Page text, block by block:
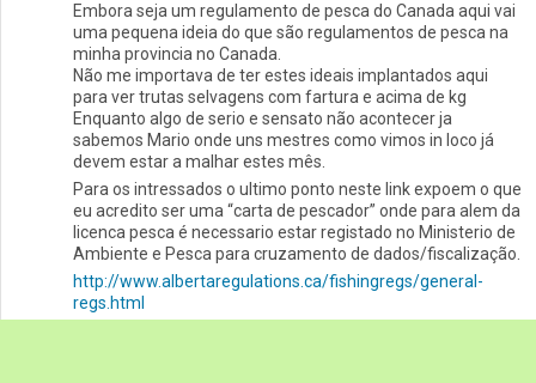
Embora seja um regulamento de pesca do Canada aqui vai
uma pequena ideia do que são regulamentos de pesca na
minha provincia no Canada.
Não me importava de ter estes ideais implantados aqui
para ver trutas selvagens com fartura e acima de kg
Enquanto algo de serio e sensato não acontecer ja
sabemos Mario onde uns mestres como vimos in loco já
devem estar a malhar estes mês.
Para os intressados o ultimo ponto neste link expoem o que
eu acredito ser uma “carta de pescador” onde para alem da
licenca pesca é necessario estar registado no Ministerio de
Ambiente e Pesca para cruzamento de dados/fiscalização.
http://www.albertaregulations.ca/fishingregs/general-
regs.html